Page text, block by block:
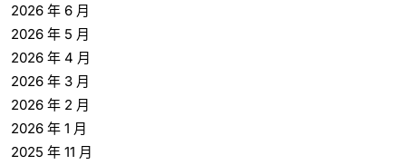
2026 年 6 月
2026 年 5 月
2026 年 4 月
2026 年 3 月
2026 年 2 月
2026 年 1 月
2025 年 11 月